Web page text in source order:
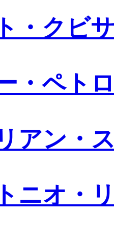
・クビ
・ペト
アン・
ニオ・